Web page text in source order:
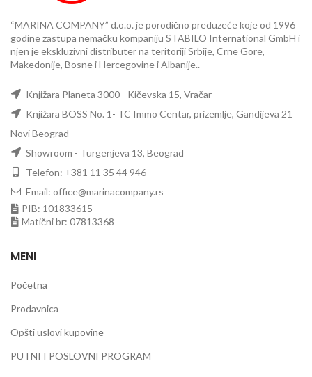
“MARINA COMPANY” d.o.o. je porodično preduzeće koje od 1996
godine zastupa nemačku kompaniju STABILO International GmbH i
njen je ekskluzivni distributer na teritoriji Srbije, Crne Gore,
Makedonije, Bosne i Hercegovine i Albanije..
Knjižara Planeta 3000 - Kičevska 15, Vračar
Knjižara BOSS No. 1- TC Immo Centar, prizemlje, Gandijeva 21
Novi Beograd
Showroom - Turgenjeva 13, Beograd
Telefon: +381 11 35 44 946
Email: office@marinacompany.rs
PIB: 101833615
Matični br: 07813368
MENI
Početna
Prodavnica
Opšti uslovi kupovine
PUTNI I POSLOVNI PROGRAM